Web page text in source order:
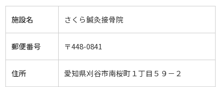
施設名 さくら鍼灸接骨院
郵便番号 〒448-0841
住所 愛知県刈谷市南桜町１丁目５９－２